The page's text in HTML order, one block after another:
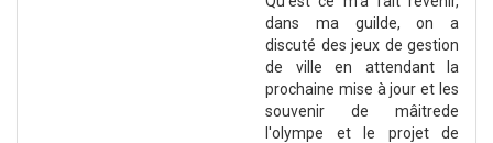
dans ma guilde, on a
discuté des jeux de gestion
de ville en attendant la
prochaine mise à jour et les
souvenir de mâitrede
l'olympe et le projet de